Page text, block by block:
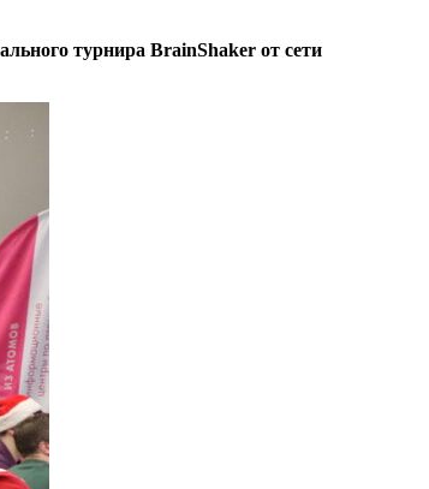
турнира BrainShaker от сети